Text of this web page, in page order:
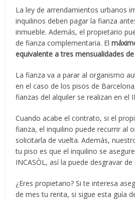
La ley de arrendamientos urbanos
inquilinos deben pagar la fianza
inmueble. Además, el propietario
de fianza complementaria. El
equivalente a tres mensualidades
La fianza va a parar al organismo
en el caso de los pisos de
fianzas del alquiler se realizan en el
Cuando acabe el contrato, si el
fianza, el inquilino puede recurrir al
solicitarla de vuelta. Además,
tu piso es que el inquilino se
INCASÒL, así la puede desgravar de
¿Eres propietario? Si te interesa
de mes tu renta, si sigue esta guía